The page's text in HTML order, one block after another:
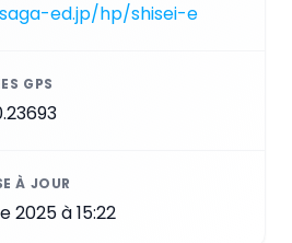
ed.jp/hp/shisei-e
GPS
À JOUR
2025 à 15:22